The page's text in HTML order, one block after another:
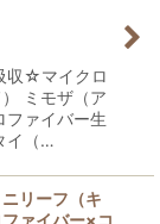
収☆マイクロ
ミモザ（ア
ファイバー生
イ（…
リーフ（キ
ァイバー×コ